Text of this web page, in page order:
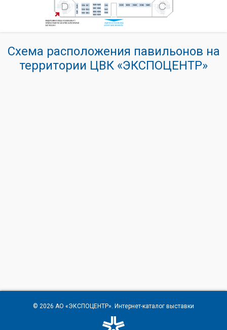
Схема расположения павильонов на
территории ЦВК «ЭКСПОЦЕНТР»
© 2026 АО «ЭКСПОЦЕНТР». Интернет-каталог выставки